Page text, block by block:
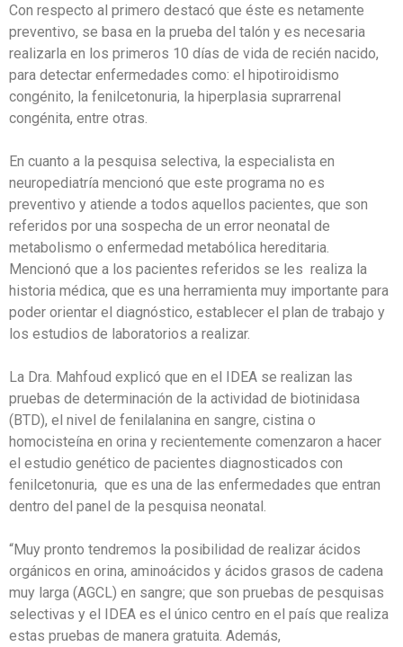
Con respecto al primero destacó que éste es netamente
preventivo, se basa en la prueba del talón y es necesaria
realizarla en los primeros 10 días de vida de recién nacido,
para detectar enfermedades como: el hipotiroidismo
congénito, la fenilcetonuria, la hiperplasia suprarrenal
congénita, entre otras.
En cuanto a la pesquisa selectiva, la especialista en
neuropediatría mencionó que este programa no es
preventivo y atiende a todos aquellos pacientes, que son
referidos por una sospecha de un error neonatal de
metabolismo o enfermedad metabólica hereditaria.
Mencionó que a los pacientes referidos se les realiza la
historia médica, que es una herramienta muy importante para
poder orientar el diagnóstico, establecer el plan de trabajo y
los estudios de laboratorios a realizar.
La Dra. Mahfoud explicó que en el IDEA se realizan las
pruebas de determinación de la actividad de biotinidasa
(BTD), el nivel de fenilalanina en sangre, cistina o
homocisteína en orina y recientemente comenzaron a hacer
el estudio genético de pacientes diagnosticados con
fenilcetonuria, que es una de las enfermedades que entran
dentro del panel de la pesquisa neonatal.
“Muy pronto tendremos la posibilidad de realizar ácidos
orgánicos en orina, aminoácidos y ácidos grasos de cadena
muy larga (AGCL) en sangre; que son pruebas de pesquisas
selectivas y el IDEA es el único centro en el país que realiza
estas pruebas de manera gratuita. Además,